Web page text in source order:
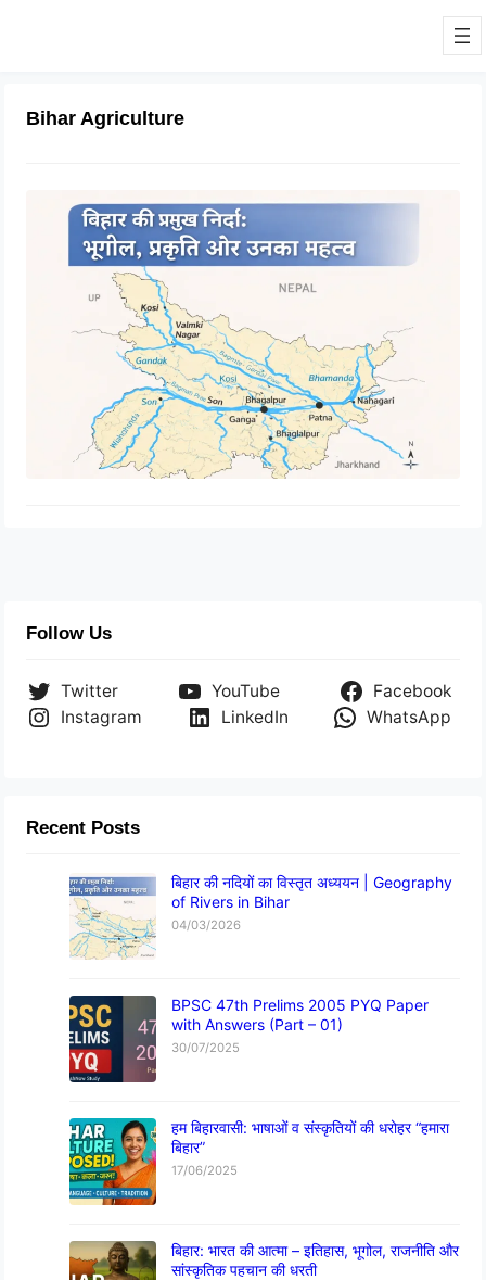
Bihar Agriculture
बिहार की नदियों का विस्तृत अध्ययन |
Geography of Rivers in Bihar
04/03/2026
Follow Us
Twitter YouTube
Facebook
Instagram
LinkedIn WhatsApp
Recent Posts
बिहार की नदियों का विस्तृत अध्ययन | Geography
of Rivers in Bihar
04/03/2026
BPSC 47th Prelims 2005 PYQ Paper
with Answers (Part – 01)
30/07/2025
हम बिहारवासी: भाषाओं व संस्कृतियों की धरोहर “हमारा
बिहार”
17/06/2025
बिहार: भारत की आत्मा – इतिहास, भूगोल, राजनीति और
सांस्कृतिक पहचान की धरती